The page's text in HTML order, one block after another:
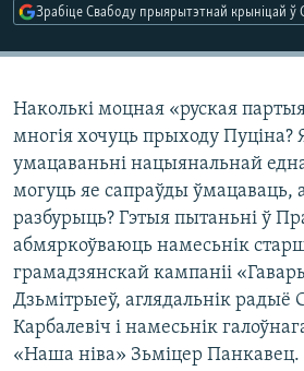
Зрабіце Свабоду прыярытэтнай крыніцай ў
Наколькі моцная «руская
многія хочуць прыходу Пуціна?
умацаваньні нацыянальнай
могуць яе сапраўды ўмацаваць,
разбурыць? Гэтыя пытаньні ў
абмяркоўваюць намесьнік
грамадзянскай кампаніі
Дзьмітрыеў, аглядальнік радыё
Карбалевіч і намесьнік
«Наша ніва» Зьміцер Панкавец.